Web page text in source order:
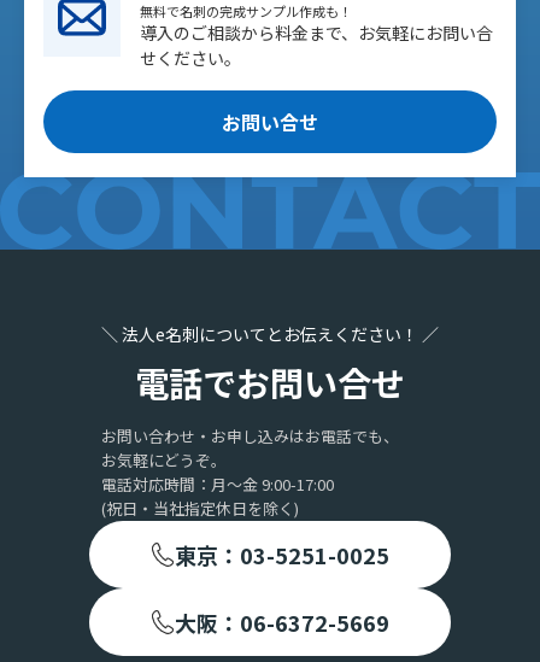
無料で名刺の完成サンプル作成も！
導入のご相談から料金まで、お気軽にお問い合
せください。
お問い合せ
＼ 法人e名刺についてとお伝えください！ ／
電話でお問い合せ
お問い合わせ・お申し込みはお電話でも、
お気軽にどうぞ。
電話対応時間：月〜金 9:00-17:00
(祝日・当社指定休日を除く)
東京：03-5251-0025
大阪：06-6372-5669